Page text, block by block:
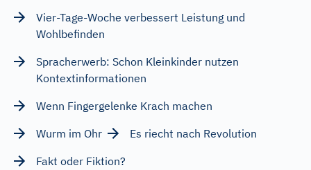
Vier-Tage-Woche verbessert Leistung und
Wohlbefinden
Spracherwerb: Schon Kleinkinder nutzen
Kontextinformationen
Wenn Fingergelenke Krach machen
Wurm im Ohr
Es riecht nach Revolution
Fakt oder Fiktion?